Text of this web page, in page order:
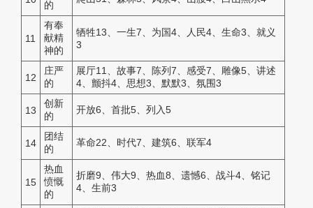
的
11
有奉
献精
神的
牺牲13、一生7、为国4、人民4、生命3、就义
3
12
庄严
的
展厅11、故事7、陈列7、感受7、雕像5、讲述
4、颤抖4、思想3、默默3、氛围3
13
创新
的
开放6、首批5、列入5
14
团结
的
革命22、时代7、建筑6、联军4
15
热血
愤慨
的
折磨9、伟大9、热血8、遗憾6、战斗4、铭记
4、生前3